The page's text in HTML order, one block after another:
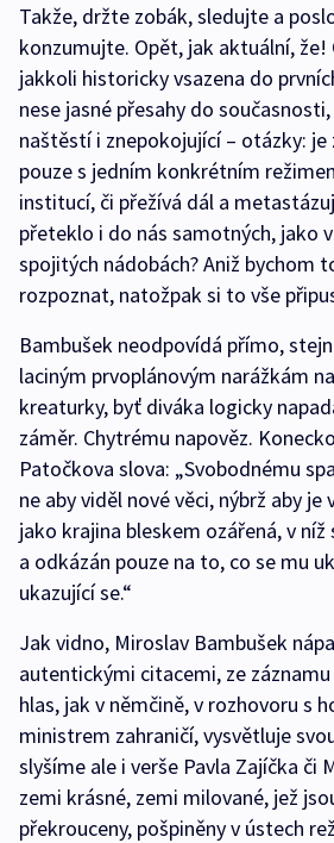
Takže, držte zobák, sledujte a
konzumujte. Opět, jak aktuální, že!
jakkoli historicky vsazena do
nese jasné přesahy do
naštěstí i znepokojující – otázky: je
pouze s jedním konkrétním
institucí, či přežívá dál a
přeteklo i do nás samotných, jako
spojitých nádobách? Aniž bychom
rozpoznat, natožpak si to vše
Bambušek neodpovídá přímo,
laciným prvoplánovým narážkám
kreaturky, byť diváka logicky
záměr. Chytrému napověz.
Patočkova slova: „Svobodnému
ne aby viděl nové věci, nýbrž aby je
jako krajina bleskem ozářená, v
a odkázán pouze na to, co se mu
ukazující se.“
Jak vidno, Miroslav Bambušek
autentickými citacemi, ze
hlas, jak v němčině, v rozhovoru s
ministrem zahraničí, vysvětluje
slyšíme ale i verše Pavla Zajíčka či
zemi krásné, zemi milované, jež
překrouceny, pošpiněny v ústech